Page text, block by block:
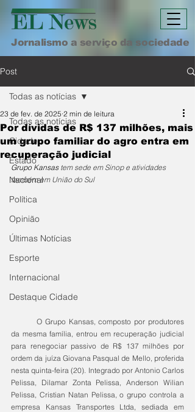
Jornalismo a serviço da sociedade
Post
Todas as notícias
Cidade
Estado
Nacional
Política
Opinião
Últimas Notícias
Esporte
Internacional
Destaque Cidade
Todas as notícias
Por dívidas de R$ 137 milhões, mais
um grupo familiar do agro entra em
recuperação judicial
23 de fev. de 2025 2 min de leitura
Grupo Kansas tem sede em Sinop e atividades
também em União do Sul
da mesma família, entrou em recuperação judicial
para renegociar passivo de R$ 137 milhões por
ordem da juíza Giovana Pasqual de Mello, proferida
nesta quinta-feira (20). Integrado por Antonio Carlos
Pelissa, Dilamar Zonta Pelissa, Anderson Wilian
Pelissa, Cristian Natan Pelissa, o grupo controla a
empresa Kansas Transportes Ltda, sediada em